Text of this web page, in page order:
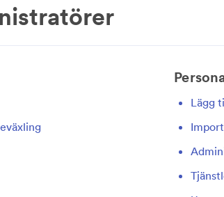
Lägg